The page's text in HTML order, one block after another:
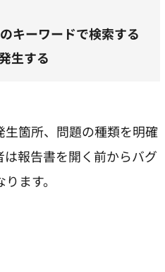
キーワードで検索する
生する
箇所、問題の種類を明確
報告書を開く前からバグ
ます。